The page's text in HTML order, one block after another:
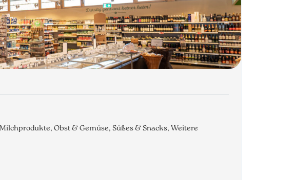
Obst & Gemüse, Süßes & Snacks, Weitere